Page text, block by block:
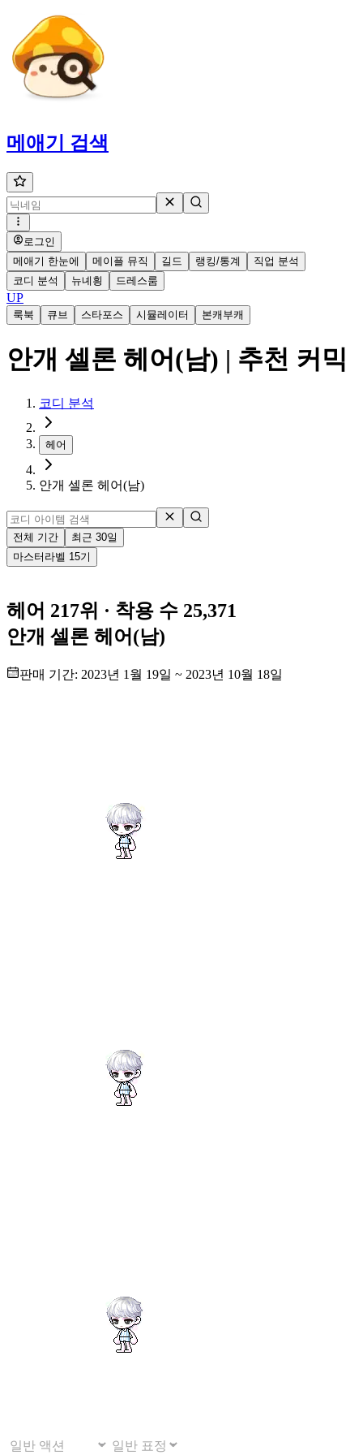
메애기 검색
로그인
메애기 한눈에
메이플 뮤직 길드 랭킹/통계
직업 분석
코디 분석
뉴녜힁 드레스룸
UP
룩북 큐브 스타포스 시뮬레이터 본캐부캐
안개 셀론 헤어(남) | 추천 커믹
코디 분석
헤어
안개 셀론 헤어(남)
전체 기간
최근 30일
마스터 라벨 15기
헤어 217위 · 착용 수 25,371
안개 셀론 헤어(남)
판매 기간: 2023년 1월 19일 ~ 2023년 10월 18일